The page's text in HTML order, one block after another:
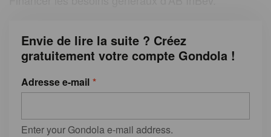
Envie de lire la suite ? Créez
gratuitement votre compte Gondola !
Adresse e-mail
Enter your Gondola e-mail address.